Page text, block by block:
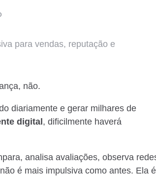
para vendas, reputação e
não.
diariamente e gerar milhares de
digital, dificilmente haverá
analisa avaliações, observa
é mais impulsiva como antes. Ela é